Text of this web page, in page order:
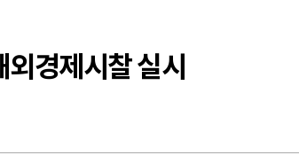
경제시찰 실시